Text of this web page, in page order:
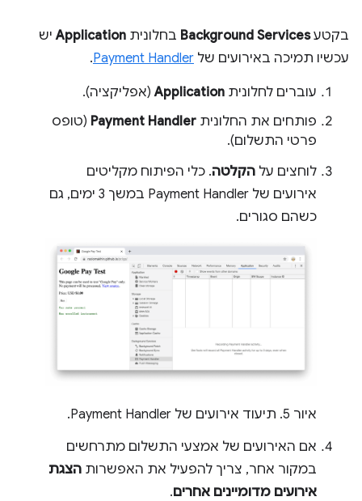
בקטעBackground Services בחלונית Applicationיש
עכשיו תמיכה באירועים של Payment Handler
.
עוברים לחלונית Application(אפליקציה).
פותחים את החלונית Payment Handler (טופס
פרטי התשלום).
לוחצים על הקלטה. כלי הפיתוח מקליטים
אירועים של Payment Handler במשך 3 ימים, גם
כשהם סגורים.
איור 5. תיעוד אירועים של Payment Handler.
אם האירועים של אמצעי התשלום מתרחשים
במקור אחר, צריך להפעיל את האפשרות הצגת
אירועים מדומיינים אחרים.